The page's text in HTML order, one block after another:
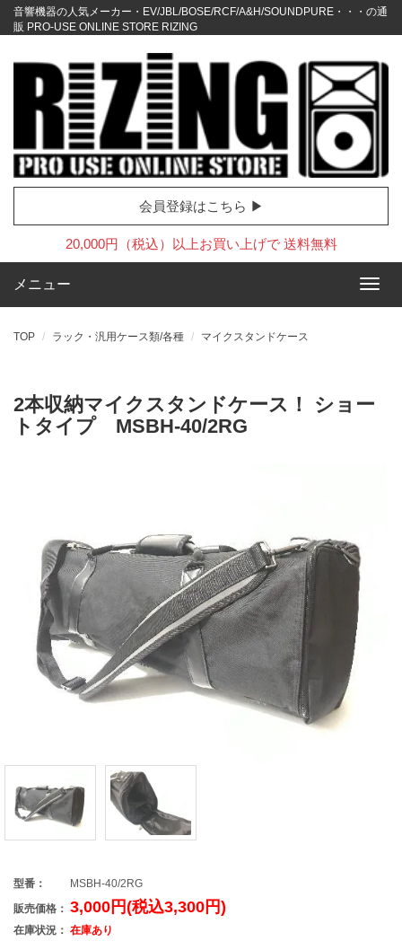
音響機器の人気メーカー・EV/JBL/BOSE/RCF/A&H/SOUNDPURE・・・の通
販 PRO-USE ONLINE STORE RIZING
会員登録はこちら ▶
20,000円（税込）以上お買い上げで 送料無料
メニュー
TOP ラック・汎用ケース類/各種 マイクスタンドケース
2本収納マイクスタンドケース！ ショー
トタイプ MSBH-40/2RG
型番：
MSBH-40/2RG
販売価格： 3,000円(税込3,300円)
在庫状況： 在庫あり